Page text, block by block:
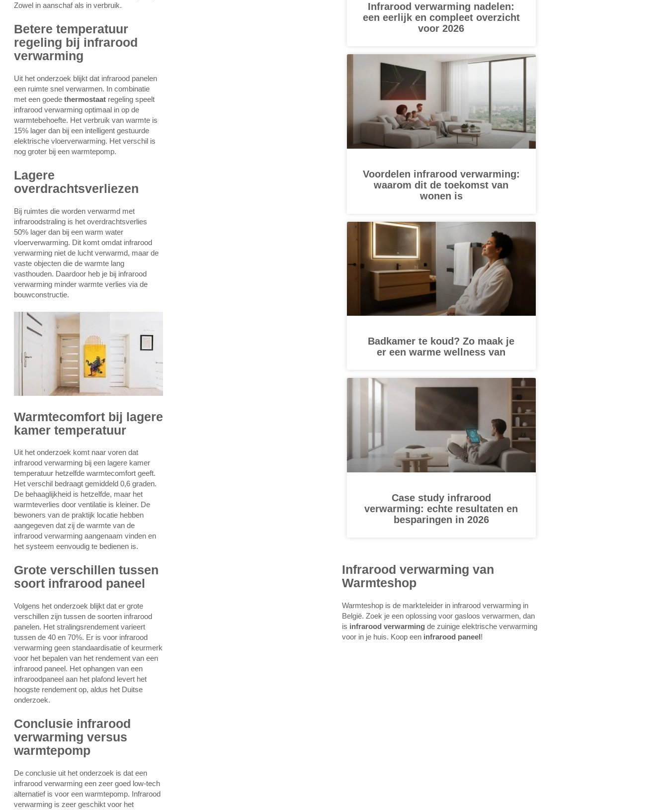
Zowel in aanschaf als in verbruik.
Betere temperatuur
regeling bij infrarood
verwarming
Uit het onderzoek blijkt dat infrarood panelen
een ruimte snel verwarmen. In combinatie
met een goede thermostaat regeling speelt
infrarood verwarming optimaal in op de
warmtebehoefte. Het verbruik van warmte is
15% lager dan bij een intelligent gestuurde
elektrische vloerverwarming. Het verschil is
nog groter bij een warmtepomp.
Lagere
overdrachtsverliezen
Bij ruimtes die worden verwarmd met
infraroodstraling is het overdrachtsverlies
50% lager dan bij een warm water
vloerverwarming. Dit komt omdat infrarood
verwarming niet de lucht verwarmd, maar de
vaste objecten die de warmte lang
vasthouden. Daardoor heb je bij infrarood
verwarming minder warmte verlies via de
bouwconstructie.
Warmtecomfort bij lagere
kamer temperatuur
Uit het onderzoek komt naar voren dat
infrarood verwarming bij een lagere kamer
temperatuur hetzelfde warmtecomfort geeft.
Het verschil bedraagt gemiddeld 0,6 graden.
De behaaglijkheid is hetzelfde, maar het
warmteverlies door ventilatie is kleiner. De
bewoners van de praktijk locatie hebben
aangegeven dat zij de warmte van de
infrarood verwarming aangenaam vinden en
het systeem eenvoudig te bedienen is.
Grote verschillen tussen
soort infrarood paneel
Volgens het onderzoek blijkt dat er grote
verschillen zijn tussen de soorten infrarood
panelen. Het stralingsrendement varieert
tussen de 40 en 70%. Er is voor infrarood
verwarming geen standaardisatie of keurmerk
voor het bepalen van het rendement van een
infrarood paneel. Het ophangen van een
infraroodpaneel aan het plafond levert het
hoogste rendement op, aldus het Duitse
onderzoek.
Conclusie infrarood
verwarming versus
warmtepomp
De conclusie uit het onderzoek is dat een
infrarood verwarming een zeer goed low-tech
alternatief is voor een warmtepomp. Infrarood
verwarming is zeer geschikt voor het
Infrarood verwarming nadelen:
een eerlijk en compleet overzicht
voor 2026
Voordelen infrarood verwarming:
waarom dit de toekomst van
wonen is
Badkamer te koud? Zo maak je
er een warme wellness van
Case study infrarood
verwarming: echte resultaten en
besparingen in 2026
Infrarood verwarming van
Warmteshop
Warmteshop is de markteleider in infrarood verwarming in
België. Zoek je een oplossing voor gasloos verwarmen, dan
is infrarood verwarming de zuinige elektrische verwarming
voor in je huis. Koop een infrarood paneel!